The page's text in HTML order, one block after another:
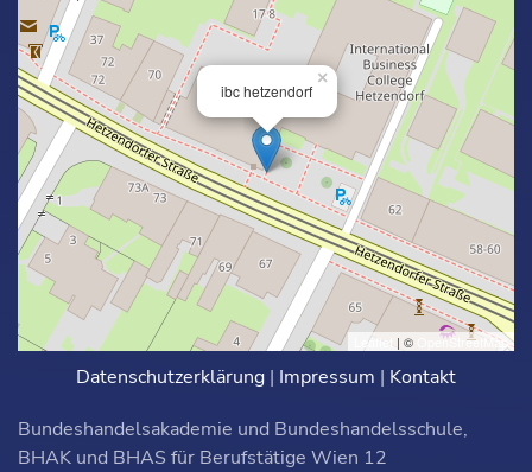
ibc hetzendorf
×
Leaflet | © OpenStreetMap
Datenschutzerklärung | Impressum | Kontakt
Bundeshandelsakademie und Bundeshandelsschule,
BHAK und BHAS für Berufstätige Wien 12